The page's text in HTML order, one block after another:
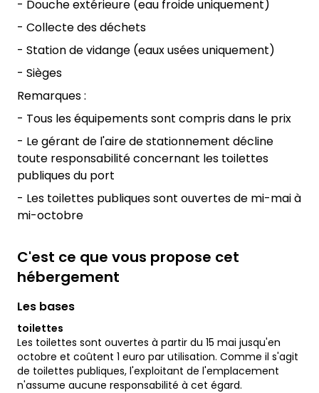
- Douche extérieure (eau froide uniquement)
- Collecte des déchets
- Station de vidange (eaux usées uniquement)
- Sièges
Remarques :
- Tous les équipements sont compris dans le prix
- Le gérant de l'aire de stationnement décline
toute responsabilité concernant les toilettes
publiques du port
- Les toilettes publiques sont ouvertes de mi-mai à
mi-octobre
C'est ce que vous propose cet
hébergement
Les bases
toilettes
Les toilettes sont ouvertes à partir du 15 mai jusqu'en
octobre et coûtent 1 euro par utilisation. Comme il s'agit
de toilettes publiques, l'exploitant de l'emplacement
n'assume aucune responsabilité à cet égard.